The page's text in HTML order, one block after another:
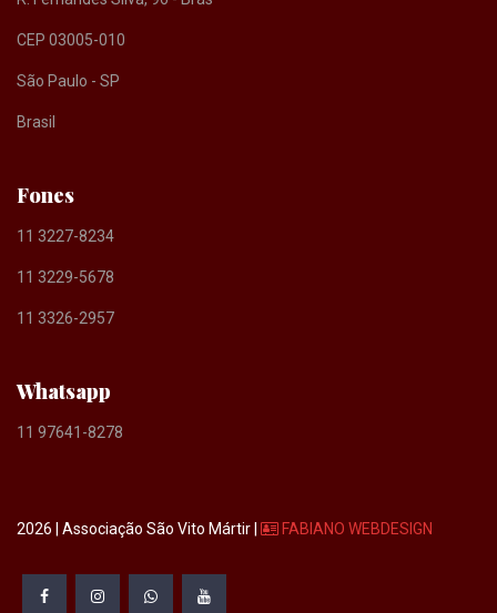
CEP 03005-010
São Paulo - SP
Brasil
Fones
11 3227-8234
11 3229-5678
11 3326-2957
Whatsapp
11 97641-8278
2026 | Associação São Vito Mártir | FABIANO WEBDESIGN